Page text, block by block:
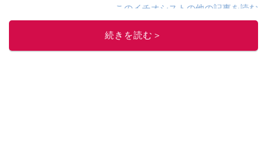
このイチオシストの他の記事を読む
続きを読む＞